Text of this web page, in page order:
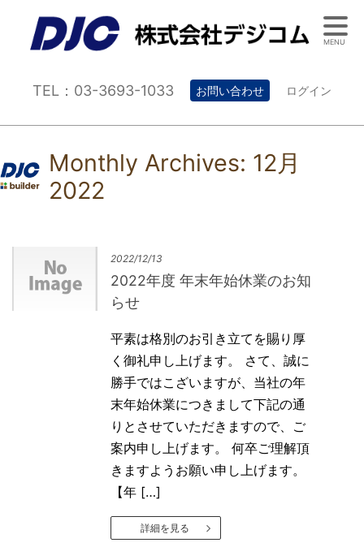
TEL：03-3693-1033 お問い合わせ ログイン
Monthly Archives: 12月
2022
2022/12/13
2022年度 年末年始休業のお知
らせ
平素は格別のお引き立てを賜り厚
く御礼申し上げます。 さて、誠に
勝手ではこざいますが、当社の年
末年始休業につきまして下記の通
りとさせていただきますので、ご
案内申し上げます。 何卒ご理解頂
きますようお願い申し上げます。
【年 […]
詳細を見る
MENU